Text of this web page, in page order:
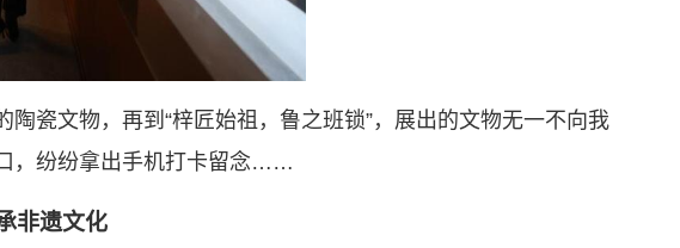
瓷文物，再到“梓匠始祖，鲁之班锁”，展出的文物无一不向我
，纷纷拿出手机打卡留念……
非遗文化